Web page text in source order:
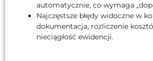
automatycznie, co wymaga
Najczęstsze błędy widoczne w
dokumentacja, rozliczenie
nieciągłość ewidencji.